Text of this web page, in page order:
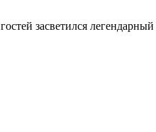
засветился легендарный